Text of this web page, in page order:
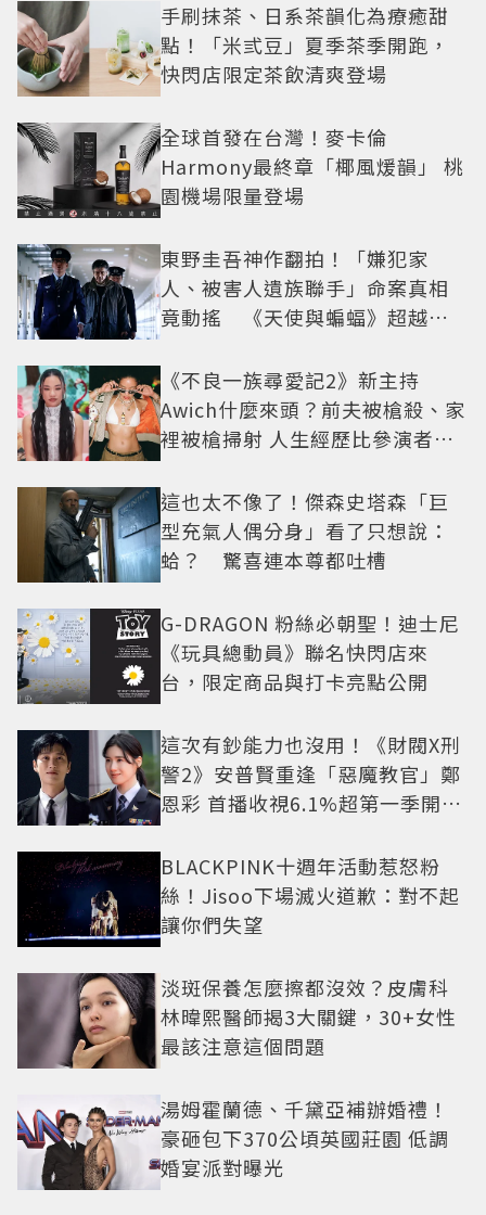
手刷抹茶、日系茶韻化為療癒甜
點！「米弎豆」夏季茶季開跑，
快閃店限定茶飲清爽登場
全球首發在台灣！麥卡倫
Harmony最終章「椰風煖韻」 桃
園機場限量登場
東野圭吾神作翻拍！「嫌犯家
人、被害人遺族聯手」命案真相
竟動搖 《天使與蝙蝠》超越懸
《不良一族尋愛記2》新主持
Awich什麼來頭？前夫被槍殺、家
裡被槍掃射 人生經歷比參演者還
這也太不像了！傑森史塔森「巨
型充氣人偶分身」看了只想說：
蛤？ 驚喜連本尊都吐槽
G-DRAGON 粉絲必朝聖！迪士尼
《玩具總動員》聯名快閃店來
台，限定商品與打卡亮點公開
這次有鈔能力也沒用！《財閥X刑
警2》安普賢重逢「惡魔教官」鄭
恩彩 首播收視6.1%超第一季開紅
BLACKPINK十週年活動惹怒粉
絲！Jisoo下場滅火道歉：對不起
讓你們失望
淡斑保養怎麼擦都沒效？皮膚科
林暐熙醫師揭3大關鍵，30+女性
最該注意這個問題
湯姆霍蘭德、千黛亞補辦婚禮！
豪砸包下370公頃英國莊園 低調
婚宴派對曝光